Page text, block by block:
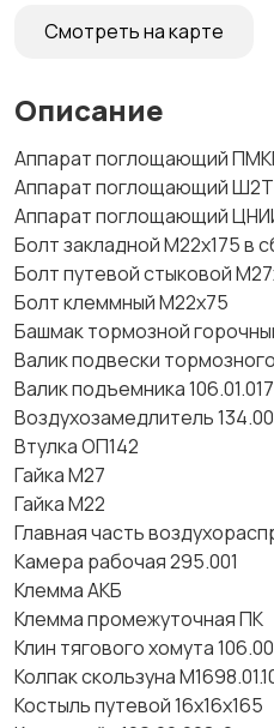
Смотреть на карте
Описание
Аппарат поглощающий
Аппарат поглощающий Ш2Т
Аппарат поглощающий
Болт закладной М22х175 в
Болт путевой стыковой
Болт клеммный М22х75
Башмак тормозной
Валик подвески
Валик подъемника
Воздухозамедлитель
Втулка ОП142
Гайка М27
Гайка М22
Главная часть
Камера рабочая 295.001
Клемма АКБ
Клемма промежуточная ПК
Клин тягового хомута
Колпак скользуна
Костыль путевой 16х16х165